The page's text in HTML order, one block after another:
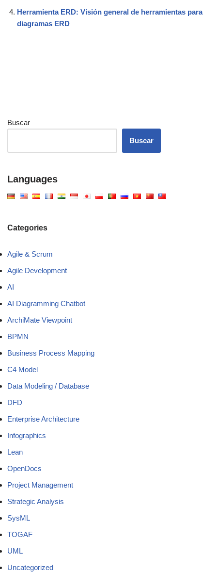
Herramienta ERD: Visión general de herramientas para
diagramas ERD
Buscar
Buscar
Languages
Categories
Agile & Scrum
Agile Development
AI
AI Diagramming Chatbot
ArchiMate Viewpoint
BPMN
Business Process Mapping
C4 Model
Data Modeling / Database
DFD
Enterprise Architecture
Infographics
Lean
OpenDocs
Project Management
Strategic Analysis
SysML
TOGAF
UML
Uncategorized